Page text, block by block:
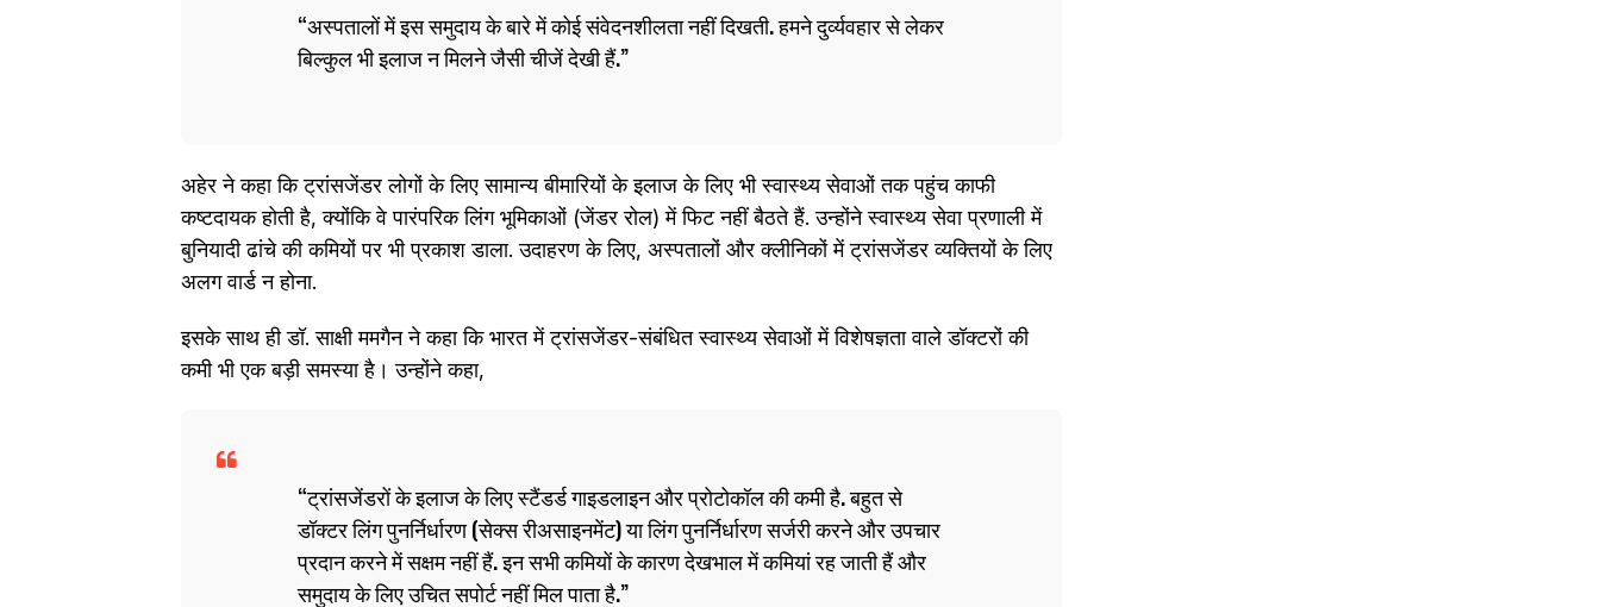
अस्पतालों में इस समुदाय के बारे में कोई संवेदनशीलता नहीं दिखती. हमने दुर्व्यवहार से लेकर
बिल्कुल भी इलाज न मिलने जैसी चीजें देखी हैं.
अहेर ने कहा कि ट्रांसजेंडर लोगों के लिए सामान्य बीमारियों के इलाज के लिए भी स्वास्थ्य सेवाओं तक पहुंच काफी
कष्टदायक होती है, क्योंकि वे पारंपरिक लिंग भूमिकाओं (जेंडर रोल) में फिट नहीं बैठते हैं. उन्होंने स्वास्थ्य सेवा प्रणाली में
बुनियादी ढांचे की कमियों पर भी प्रकाश डाला. उदाहरण के लिए, अस्पतालों और क्लीनिकों में ट्रांसजेंडर व्यक्तियों के लिए
अलग वार्ड न होना.
इसके साथ ही डॉ. साक्षी ममगैन ने कहा कि भारत में ट्रांसजेंडर-संबंधित स्वास्थ्य सेवाओं में विशेषज्ञता वाले डॉक्टरों की
कमी भी एक बड़ी समस्या है। उन्होंने कहा,
ट्रांसजेंडरों के इलाज के लिए स्‍टैंडर्ड गाइडलाइन और प्रोटोकॉल की कमी है. बहुत से
डॉक्टर लिंग पुनर्निर्धारण (सेक्‍स रीअसाइनमेंट) या लिंग पुनर्निर्धारण सर्जरी करने और उपचार
प्रदान करने में सक्षम नहीं हैं. इन सभी कमियों के कारण देखभाल में कमियां रह जाती हैं और
समुदाय के लिए उचित सपोर्ट नहीं मिल पाता है.